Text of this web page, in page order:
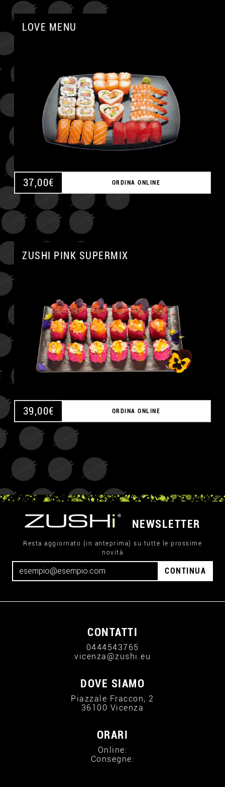
LOVE MENU
37,00€ ORDINA ONLINE
ZUSHI PINK SUPERMIX
39,00€ ORDINA ONLINE
NEWSLETTER
Resta aggiornato (in anteprima) su tutte le prossime
novità
CONTINUA
CONTATTI
0444543765
vicenza@zushi.eu
DOVE SIAMO
Piazzale Fraccon, 2
36100 Vicenza
ORARI
Online:
Consegne: